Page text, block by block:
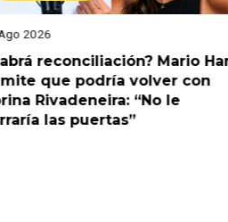
2026
reconciliación? Mario
que podría volver con
Rivadeneira: “No le
las puertas”